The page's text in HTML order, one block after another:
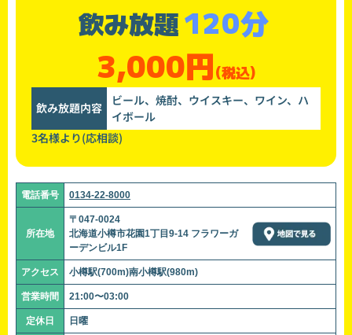
飲み放題120分
3,000円(税込)
飲み放題内容
ビール、焼酎、ウイスキー、ワイン、ハ
イボール
3名様より(応相談)
電話番号 0134-22-8000
所在地
〒047-0024
北海道小樽市花園1丁目9-14 フラワーガ
ーデンビル1F
アクセス 小樽駅(700m)南小樽駅(980m)
営業時間 21:00〜03:00
定休日 日曜